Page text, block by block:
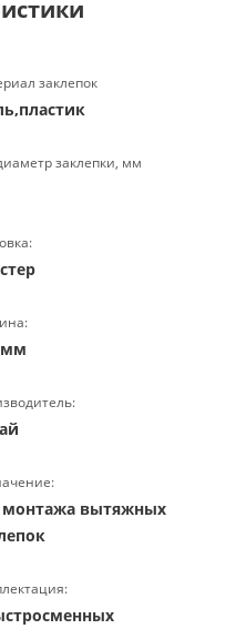
заклепок
заклепки, мм
мм
монтажа вытяжных